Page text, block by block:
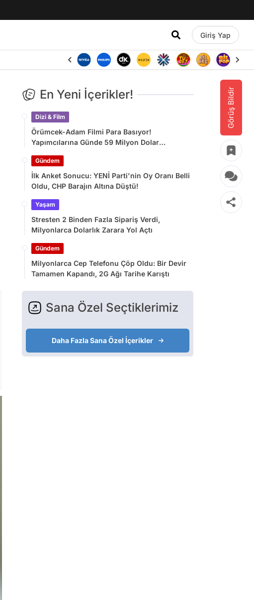
Giriş Yap
Görüş Bildir
En Yeni İçerikler!
Dizi & Film
Örümcek-Adam Filmi Para Basıyor!
Yapımcılarına Günde 59 Milyon Dolar
Gündem
İlk Anket Sonucu: YENİ Parti'nin Oy Oranı Belli
Oldu, CHP Barajın Altına Düştü!
Yaşam
Stresten 2 Binden Fazla Sipariş Verdi,
Milyonlarca Dolarlık Zarara Yol Açtı
Gündem
Milyonlarca Cep Telefonu Çöp Oldu: Bir Devir
Tamamen Kapandı, 2G Ağı Tarihe Karıştı
Sana Özel Seçtiklerimiz
Daha Fazla Sana Özel İçerikler